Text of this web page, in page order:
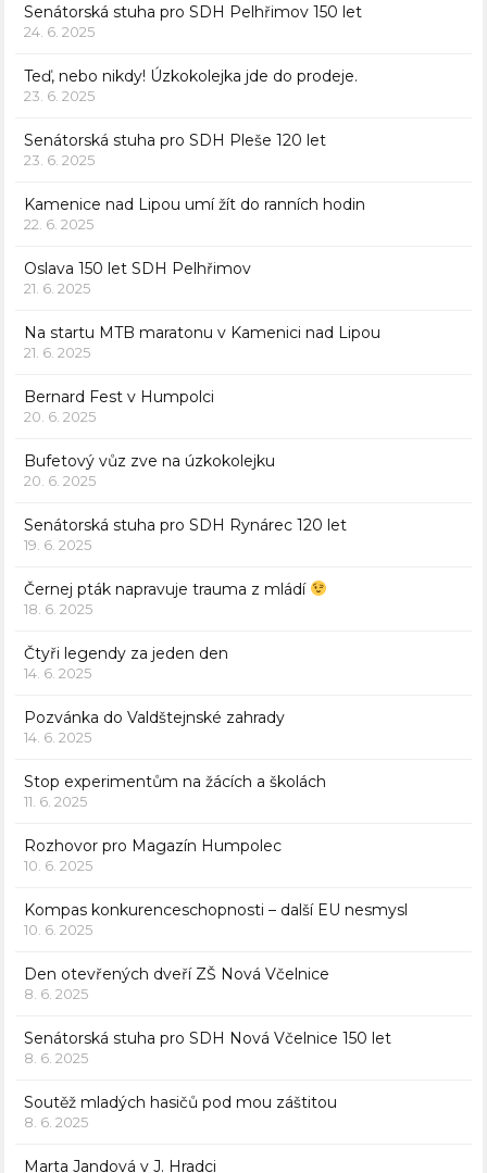
Senátorská stuha pro SDH Pelhřimov 150 let
24. 6. 2025
Teď, nebo nikdy! Úzkokolejka jde do prodeje.
23. 6. 2025
Senátorská stuha pro SDH Pleše 120 let
23. 6. 2025
Kamenice nad Lipou umí žít do ranních hodin
22. 6. 2025
Oslava 150 let SDH Pelhřimov
21. 6. 2025
Na startu MTB maratonu v Kamenici nad Lipou
21. 6. 2025
Bernard Fest v Humpolci
20. 6. 2025
Bufetový vůz zve na úzkokolejku
20. 6. 2025
Senátorská stuha pro SDH Rynárec 120 let
19. 6. 2025
Černej pták napravuje trauma z mládí
18. 6. 2025
Čtyři legendy za jeden den
14. 6. 2025
Pozvánka do Valdštejnské zahrady
14. 6. 2025
Stop experimentům na žácích a školách
11. 6. 2025
Rozhovor pro Magazín Humpolec
10. 6. 2025
Kompas konkurenceschopnosti – další EU nesmysl
10. 6. 2025
Den otevřených dveří ZŠ Nová Včelnice
8. 6. 2025
Senátorská stuha pro SDH Nová Včelnice 150 let
8. 6. 2025
Soutěž mladých hasičů pod mou záštitou
8. 6. 2025
Marta Jandová v J. Hradci